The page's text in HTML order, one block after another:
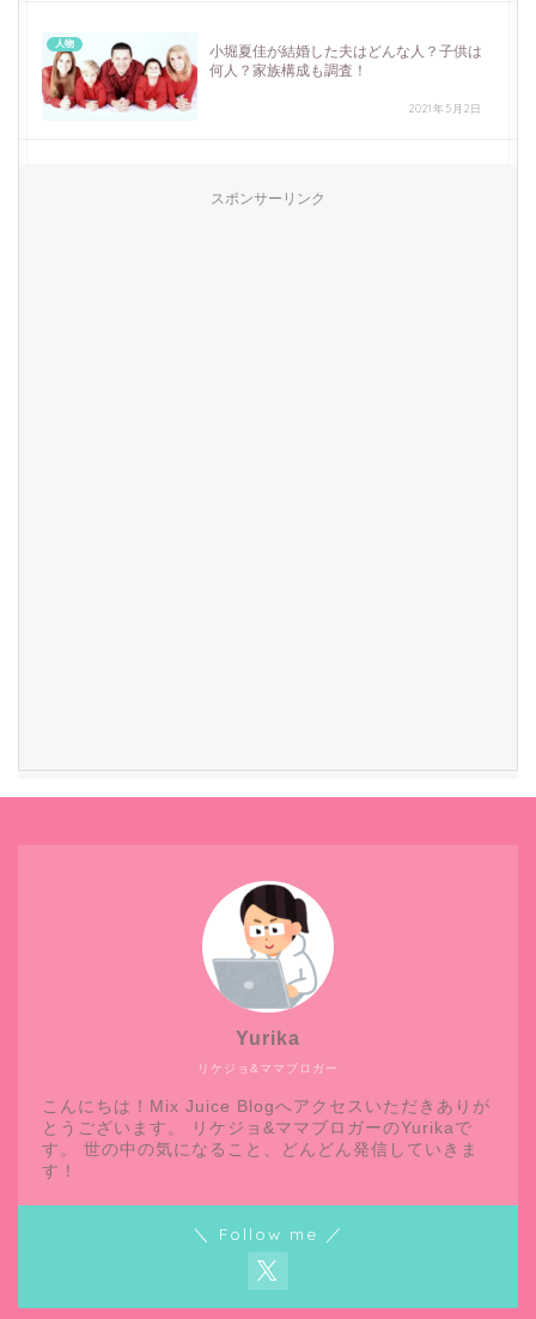
人物
小堀夏佳が結婚した夫はどんな人？子供は
何人？家族構成も調査！
2021年5月2日
スポンサーリンク
リケジョ&ママブロガー
Yurika
こんにちは！Mix Juice Blogへアクセスいただきありが
とうございます。 リケジョ&ママブロガーのYurikaで
す。 世の中の気になること、どんどん発信していきま
す！
＼ Follow me ／